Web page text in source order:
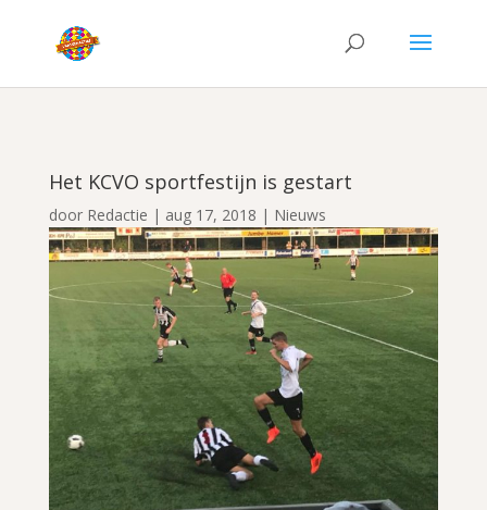
Het KCVO sportfestijn is gestart
door Redactie | aug 17, 2018 | Nieuws